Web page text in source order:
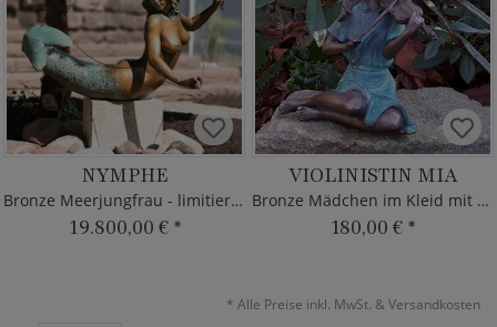
NYMPHE
Bronze Meerjungfrau - limitierter Edition
19.800,00 € *
VIOLINISTIN MIA
Bronze Mädchen im Kleid mit Violine
180,00 € *
* Alle Preise inkl. MwSt. & Versandkosten